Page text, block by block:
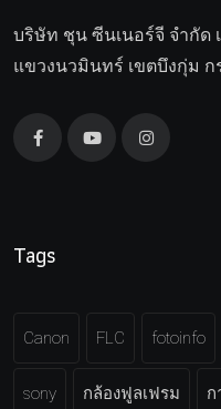
บริษัท ชุน ซีนเนอร์จี จำกัด
แขวงนวมินทร์ เขตบึงกุ่ม ก
Tags
Canon FLC fotoinfo
sony กล้องฟูลเฟรม ก